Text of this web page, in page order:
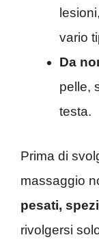
vario
Da
pelle,
testa.
Prima di
massaggio
pesati,
rivolgersi